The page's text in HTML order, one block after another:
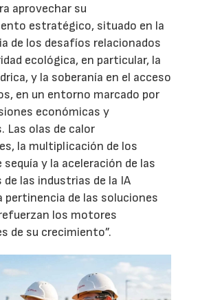
aprovechar su
estratégico, situado en la
de los desafíos relacionados
ecológica, en particular, la
y la soberanía en el acceso
en un entorno marcado por
económicas y
Las olas de calor
la multiplicación de los
sequía y la aceleración de las
de las industrias de la IA
pertinencia de las soluciones
los motores
de su crecimiento”.